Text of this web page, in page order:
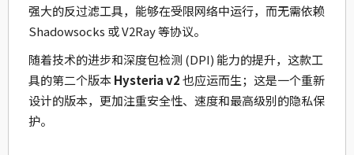
强大的反过滤工具，能够在受限网络中运行，而无需依赖
Shadowsocks 或 V2Ray 等协议。
随着技术的进步和深度包检测 (DPI) 能力的提升，这款工
具的第二个版本Hysteria v2也应运而生；这是一个重新
设计的版本，更加注重安全性、速度和最高级别的隐私保
护。